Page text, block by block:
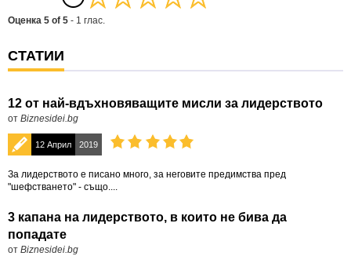
Оценка 5 of 5 - 1 глас.
СТАТИИ
12 от най-вдъхновяващите мисли за лидерството
от Biznesidei.bg
12 Април 2019
За лидерството е писано много, за неговите предимства пред
"шефстването" - също....
3 капана на лидерството, в които не бива да
попадате
от Biznesidei.bg